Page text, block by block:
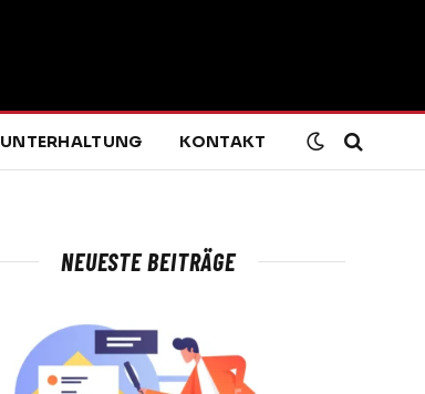
UNTERHALTUNG KONTAKT
NEUESTE BEITRÄGE